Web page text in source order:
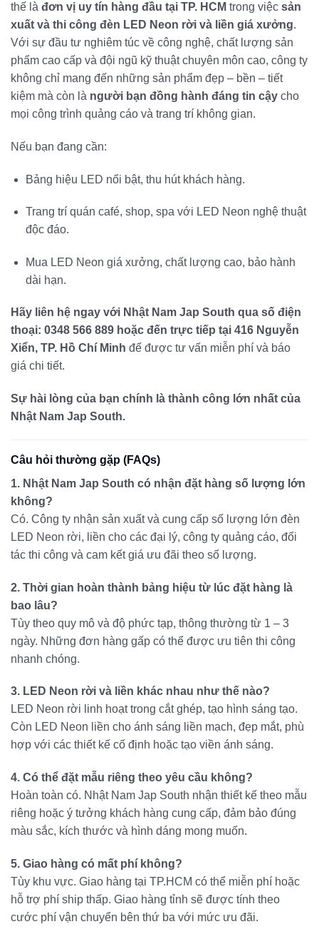
thế là đơn vị uy tín hàng đầu tại TP. HCM trong việc sản
xuất và thi công đèn LED Neon rời và liền giá xưởng.
Với sự đầu tư nghiêm túc về công nghệ, chất lượng sản
phẩm cao cấp và đội ngũ kỹ thuật chuyên môn cao, công ty
không chỉ mang đến những sản phẩm đẹp – bền – tiết
kiệm mà còn là người bạn đồng hành đáng tin cậy cho
mọi công trình quảng cáo và trang trí không gian.
Nếu bạn đang cần:
Bảng hiệu LED nổi bật, thu hút khách hàng.
Trang trí quán café, shop, spa với LED Neon nghệ thuật
độc đáo.
Mua LED Neon giá xưởng, chất lượng cao, bảo hành
dài hạn.
Hãy liên hệ ngay với Nhật Nam Jap South qua số điện
thoại: 0348 566 889 hoặc đến trực tiếp tại 416 Nguyễn
Xiển, TP. Hồ Chí Minh để được tư vấn miễn phí và báo
giá chi tiết.
Sự hài lòng của bạn chính là thành công lớn nhất của
Nhật Nam Jap South.
Câu hỏi thường gặp (FAQs)
1. Nhật Nam Jap South có nhận đặt hàng số lượng lớn
không?
Có. Công ty nhận sản xuất và cung cấp số lượng lớn đèn
LED Neon rời, liền cho các đại lý, công ty quảng cáo, đối
tác thi công và cam kết giá ưu đãi theo số lượng.
2. Thời gian hoàn thành bảng hiệu từ lúc đặt hàng là
bao lâu?
Tùy theo quy mô và độ phức tạp, thông thường từ 1 – 3
ngày. Những đơn hàng gấp có thể được ưu tiên thi công
nhanh chóng.
3. LED Neon rời và liền khác nhau như thế nào?
LED Neon rời linh hoạt trong cắt ghép, tạo hình sáng tạo.
Còn LED Neon liền cho ánh sáng liền mạch, đẹp mắt, phù
hợp với các thiết kế cố định hoặc tạo viền ánh sáng.
4. Có thể đặt mẫu riêng theo yêu cầu không?
Hoàn toàn có. Nhật Nam Jap South nhận thiết kế theo mẫu
riêng hoặc ý tưởng khách hàng cung cấp, đảm bảo đúng
màu sắc, kích thước và hình dáng mong muốn.
5. Giao hàng có mất phí không?
Tùy khu vực. Giao hàng tại TP.HCM có thể miễn phí hoặc
hỗ trợ phí ship thấp. Giao hàng tỉnh sẽ được tính theo
cước phí vận chuyển bên thứ ba với mức ưu đãi.